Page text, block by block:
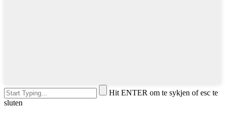
Hit ENTER om te sykjen of esc te
sluten